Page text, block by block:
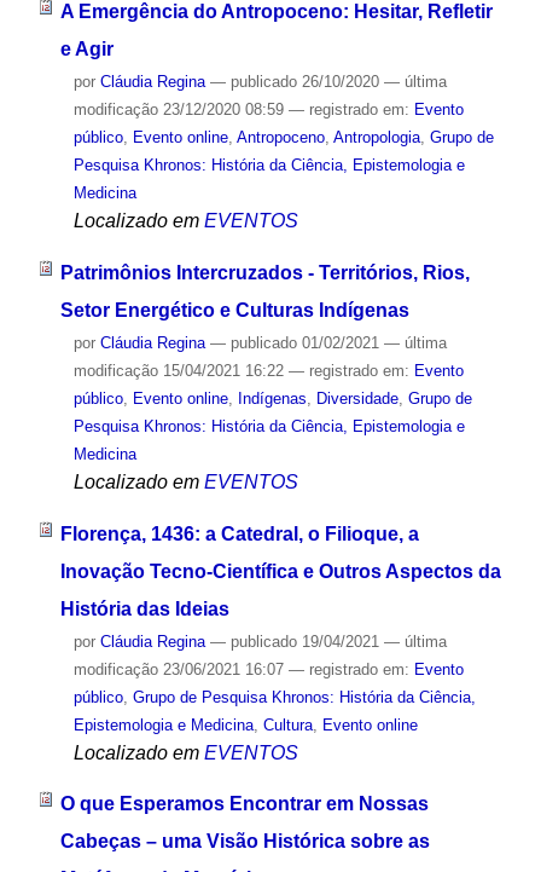
A Emergência do Antropoceno: Hesitar, Refletir
e Agir
por Cláudia Regina — publicado26/10/2020 — última
modificação23/12/2020 08:59 — registrado em: Evento
público, Evento online, Antropoceno, Antropologia, Grupo de
Pesquisa Khronos: História da Ciência, Epistemologia e
Medicina
Localizado em EVENTOS
Patrimônios Intercruzados - Territórios, Rios,
Setor Energético e Culturas Indígenas
por Cláudia Regina — publicado01/02/2021 — última
modificação15/04/2021 16:22 — registrado em: Evento
público, Evento online, Indígenas Diversidade, Grupo de
Pesquisa Khronos: História da Ciência, Epistemologia e
Medicina
Localizado em EVENTOS
Florença, 1436: a Catedral, o Filioque, a
Inovação Tecno-Científica e Outros Aspectos da
História das Ideias
por Cláudia Regina — publicado19/04/2021 — última
modificação23/06/2021 16:07 — registrado em: Evento
público, Grupo de Pesquisa Khronos: História da Ciência,
Epistemologia e Medicina, Cultura, Evento online
Localizado em EVENTOS
O que Esperamos Encontrar em Nossas
Cabeças – uma Visão Histórica sobre as